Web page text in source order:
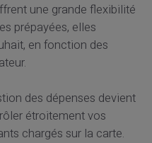
une grande flexibilité
prépayées, elles
en fonction des
des dépenses devient
étroitement vos
chargés sur la carte.